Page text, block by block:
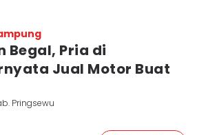
Begal, Pria di
Jual Motor Buat
Pringsewu